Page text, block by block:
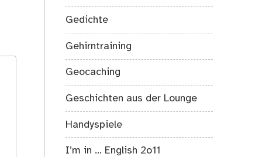
Gedichte
Gehirntraining
Geocaching
Geschichten aus der Lounge
Handyspiele
I’m in … English 2o11